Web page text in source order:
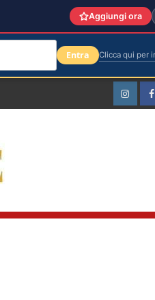
Aggiungi ora
Entra Clicca qui per